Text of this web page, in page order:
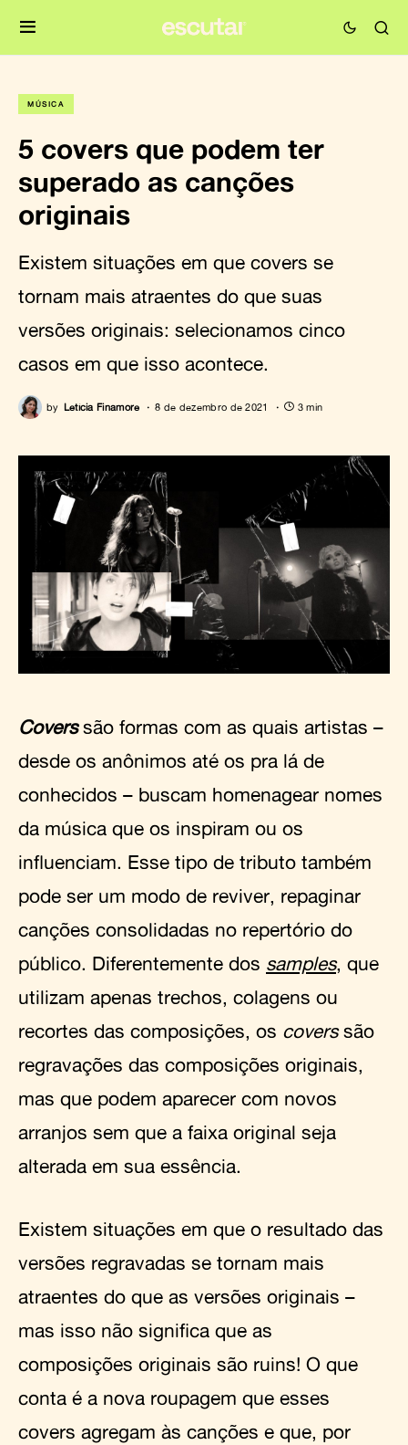
MÚSICA
5 covers que podem ter
superado as canções
originais
Existem situações em que covers se
tornam mais atraentes do que suas
versões originais: selecionamos cinco
casos em que isso acontece.
by Letícia Finamore 8 de dezembro de 2021 3 min
Coverssão formas com as quais artistas –
desde os anônimos até os pra lá de
conhecidos – buscam homenagear nomes
da música que os inspiram ou os
influenciam. Esse tipo de tributo também
pode ser um modo de reviver, repaginar
canções consolidadas no repertório do
público. Diferentemente dos samples, que
utilizam apenas trechos, colagens ou
recortes das composições, os coverssão
regravações das composições originais,
mas que podem aparecer com novos
arranjos sem que a faixa original seja
alterada em sua essência.
Existem situações em que o resultado das
versões regravadas se tornam mais
atraentes do que as versões originais –
mas isso não significa que as
composições originais são ruins! O que
conta é a nova roupagem que esses
covers agregam às canções e que, por